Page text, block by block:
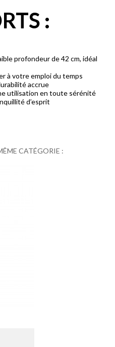
:
profondeur de 42 cm, idéal
à votre emploi du temps
accrue
utilisation en toute sérénité
d’esprit
CATÉGORIE :